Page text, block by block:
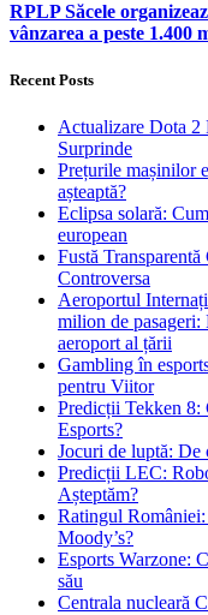
RPLP Săcele
vânzarea a peste 1.400
Recent Posts
Actualizare Dota 2
Surprinde
Prețurile mașinilor
așteaptă?
Eclipsa solară:
european
Fustă
Controversa
Aeroportul
milion de pasageri:
aeroport al țării
Gambling în
pentru Viitor
Predicții Tekken 8:
Esports?
Jocuri de luptă: De
Predicții LEC:
Așteptăm?
Ratingul
Moody’s?
Esports Warzone:
său
Centrala nucleară